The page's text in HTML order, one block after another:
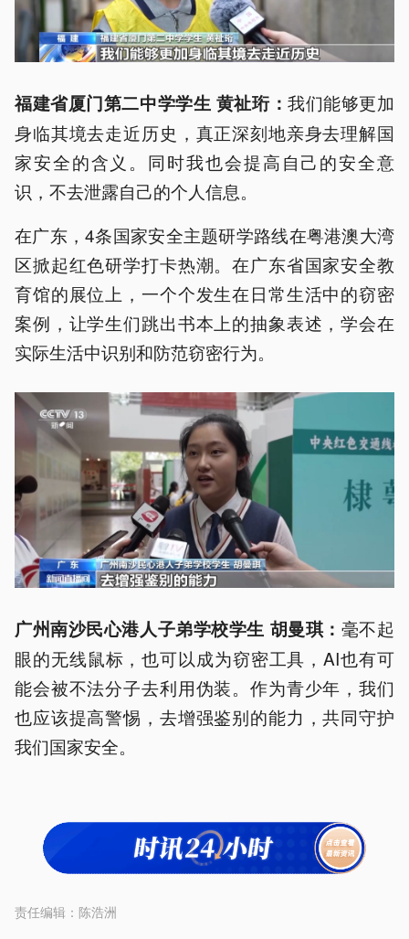
福建省厦门第二中学学生 黄祉珩：我们能够更加
身临其境去走近历史，真正深刻地亲身去理解国
家安全的含义。同时我也会提高自己的安全意
识，不去泄露自己的个人信息。
在广东，4条国家安全主题研学路线在粤港澳大湾
区掀起红色研学打卡热潮。在广东省国家安全教
育馆的展位上，一个个发生在日常生活中的窃密
案例，让学生们跳出书本上的抽象表述，学会在
实际生活中识别和防范窃密行为。
广州南沙民心港人子弟学校学生 胡曼琪： 毫不起
眼的无线鼠标，也可以成为窃密工具，AI也有可
能会被不法分子去利用伪装。作为青少年，我们
也应该提高警惕，去增强鉴别的能力，共同守护
我们国家安全。
责任编辑： 陈浩洲